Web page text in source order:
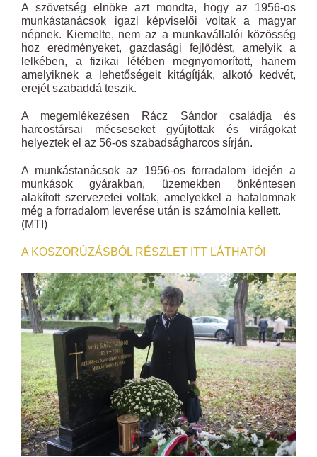
A szövetség elnöke azt mondta, hogy az 1956-os
munkástanácsok igazi képviselői voltak a magyar
népnek. Kiemelte, nem az a munkavállalói közösség
hoz eredményeket, gazdasági fejlődést, amelyik a
lelkében, a fizikai létében megnyomorított, hanem
amelyiknek a lehetőségeit kitágítják, alkotó kedvét,
erejét szabaddá teszik.
A megemlékezésen Rácz Sándor családja és
harcostársai mécseseket gyújtottak és virágokat
helyeztek el az 56-os szabadságharcos sírján.
A munkástanácsok az 1956-os forradalom idején a
munkások gyárakban, üzemekben önkéntesen
alakított szervezetei voltak, amelyekkel a hatalomnak
még a forradalom leverése után is számolnia kellett.
(MTI)
A KOSZORÚZÁSBÓL RÉSZLET ITT LÁTHATÓ!